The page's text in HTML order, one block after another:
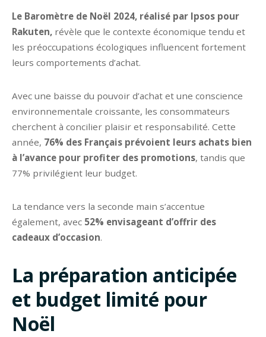
Le Baromètre de Noël 2024, réalisé par Ipsos pour
Rakuten, révèle que le contexte économique tendu et
les préoccupations écologiques influencent fortement
leurs comportements d’achat.
Avec une baisse du pouvoir d’achat et une conscience
environnementale croissante, les consommateurs
cherchent à concilier plaisir et responsabilité. Cette
année, 76% des Français prévoient leurs achats bien
à l’avance pour profiter des promotions, tandis que
77% privilégient leur budget.
La tendance vers la seconde main s’accentue
également, avec 52% envisageant d’offrir des
cadeaux d’occasion.
La préparation anticipée
et budget limité pour
Noël